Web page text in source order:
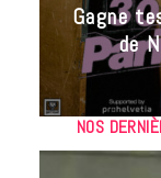
Gagne
de
NOS